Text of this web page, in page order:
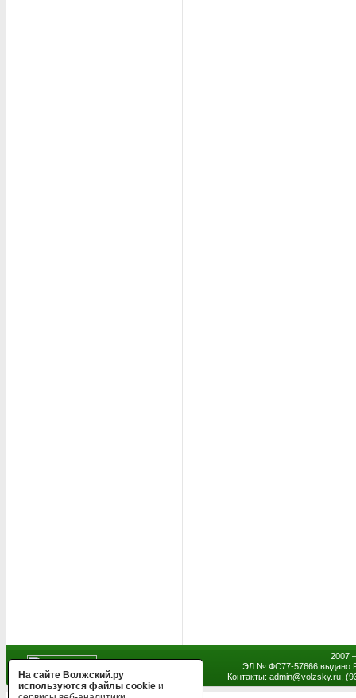
2007
ЭЛ № ФС77-57666 выдано
Контакты: admin@volzsky.ru,
На сайте Волжский.ру
используются файлы cookie и